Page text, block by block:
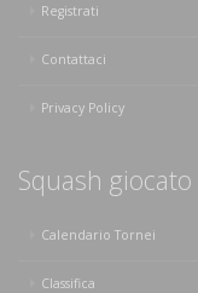
Registrati
Contattaci
Privacy Policy
Squash giocato
Calendario Tornei
Classifica